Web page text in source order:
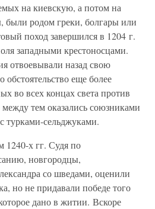
на киевскую, а потом на
были родом греки, болгары или
поход завершился в 1204 г.
западными крестоносцами.
отвоевывали назад свою
еще более
во всех концах света против
тем оказались союзниками
турками-сельджуками.
1240-х гг. Судя по
новгородцы,
со шведами, оценили
но не придавали победе того
дано в житии. Вскоре